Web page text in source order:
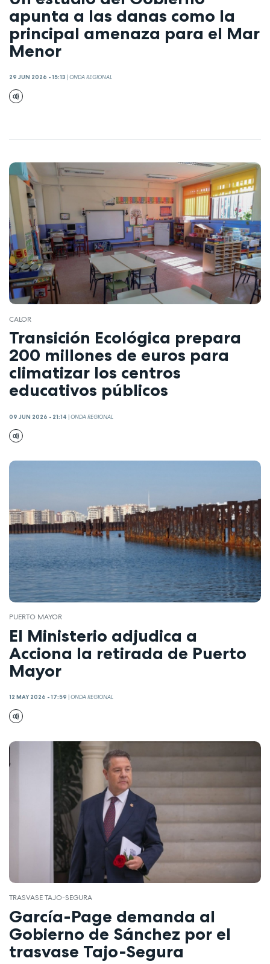
apunta a las danas como la
principal amenaza para el Mar
Menor
29 JUN 2026 - 15:13 ONDA REGIONAL
CALOR
Transición Ecológica prepara
200 millones de euros para
climatizar los centros
educativos públicos
09 JUN 2026 - 21:14 |ONDA REGIONAL
PUERTO MAYOR
El Ministerio adjudica a
Acciona la retirada de Puerto
Mayor
12 MAY 2026 - 17:59 ONDA REGIONAL
TRASVASE TAJO-SEGURA
García-Page demanda al
Gobierno de Sánchez por el
trasvase Tajo-Segura